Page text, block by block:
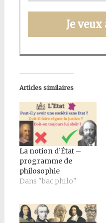
Je
Articles similaires
La notion d’État –
programme de
philosophie
Dans "bac philo"